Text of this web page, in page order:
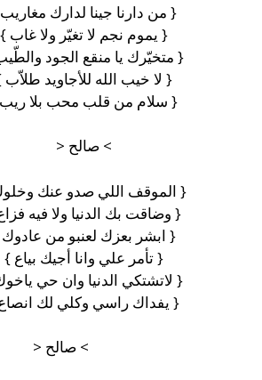
{ من دارنا جينا لدارك
{ يموم نجم لا تغيّر ولا غاب }
{ متخيّرك يا منقع الجود
{ لا خيب الله للأجاويد
{ سلام من قلب محب بلا
> صالح <
{ الموقف اللي صدو عنك
{ وضاقت بك الدنيا ولا فيه
{ ابشر بعزك لعنبو من
{ تأمر علي وانا أجيك بياع }
{ لاتشتكي الدنيا وان حي
{ يفداك راسي وكلي لك
> صالح <